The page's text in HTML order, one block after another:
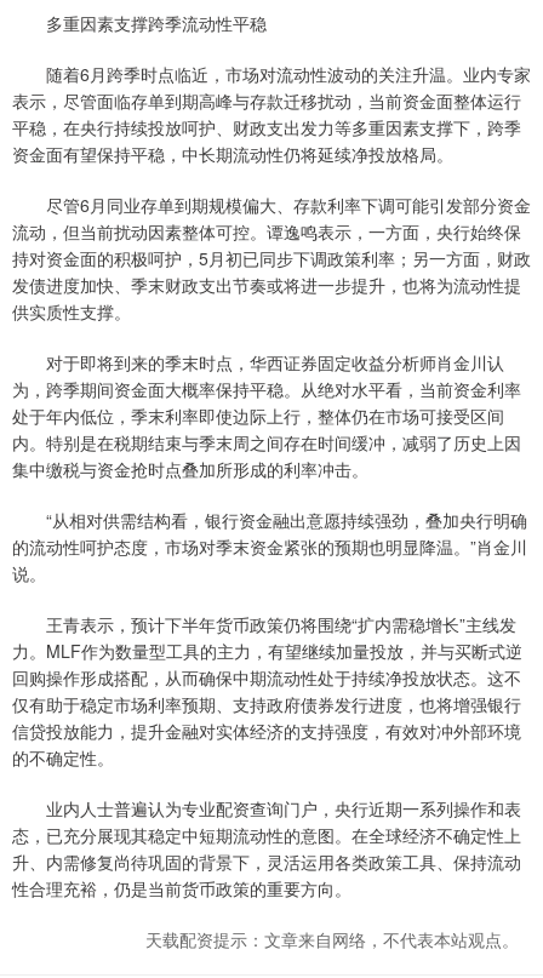
多重因素支撑跨季流动性平稳
随着6月跨季时点临近，市场对流动性波动的关注升温。业内专家
表示，尽管面临存单到期高峰与存款迁移扰动，当前资金面整体运行
平稳，在央行持续投放呵护、财政支出发力等多重因素支撑下，跨季
资金面有望保持平稳，中长期流动性仍将延续净投放格局。
尽管6月同业存单到期规模偏大、存款利率下调可能引发部分资金
流动，但当前扰动因素整体可控。谭逸鸣表示，一方面，央行始终保
持对资金面的积极呵护，5月初已同步下调政策利率；另一方面，财政
发债进度加快、季末财政支出节奏或将进一步提升，也将为流动性提
供实质性支撑。
对于即将到来的季末时点，华西证券固定收益分析师肖金川认
为，跨季期间资金面大概率保持平稳。从绝对水平看，当前资金利率
处于年内低位，季末利率即使边际上行，整体仍在市场可接受区间
内。特别是在税期结束与季末周之间存在时间缓冲，减弱了历史上因
集中缴税与资金抢时点叠加所形成的利率冲击。
“从相对供需结构看，银行资金融出意愿持续强劲，叠加央行明确
的流动性呵护态度，市场对季末资金紧张的预期也明显降温。”肖金川
说。
王青表示，预计下半年货币政策仍将围绕“扩内需稳增长”主线发
力。MLF作为数量型工具的主力，有望继续加量投放，并与买断式逆
回购操作形成搭配，从而确保中期流动性处于持续净投放状态。这不
仅有助于稳定市场利率预期、支持政府债券发行进度，也将增强银行
信贷投放能力，提升金融对实体经济的支持强度，有效对冲外部环境
的不确定性。
业内人士普遍认为专业配资查询门户，央行近期一系列操作和表
态，已充分展现其稳定中短期流动性的意图。在全球经济不确定性上
升、内需修复尚待巩固的背景下，灵活运用各类政策工具、保持流动
性合理充裕，仍是当前货币政策的重要方向。
天载配资提示：文章来自网络，不代表本站观点。